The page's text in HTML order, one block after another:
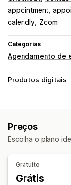
appointment
calendly Zoom
Categorias
Agendamento de
Tipo de evento
Gestão de reservas
Calendário
Limites de
Check-in em
Produtos digitais
Gerenciamento de
Preços
Escolha o plano
Gratuito
Grátis